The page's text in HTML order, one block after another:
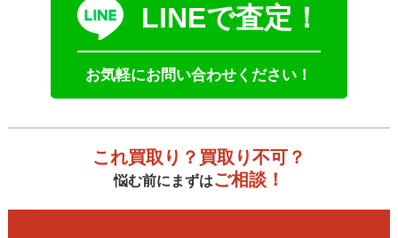
LINEで査定！
お気軽にお問い合わせください！
これ買取り？買取り不可？
悩む前にまずはご相談！